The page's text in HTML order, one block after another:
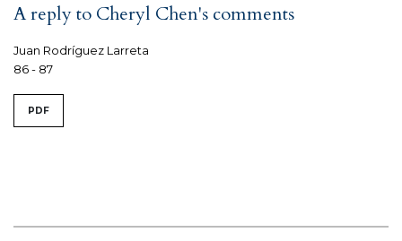
A reply to Cheryl Chen's comments
Juan Rodríguez Larreta
86 - 87
PDF